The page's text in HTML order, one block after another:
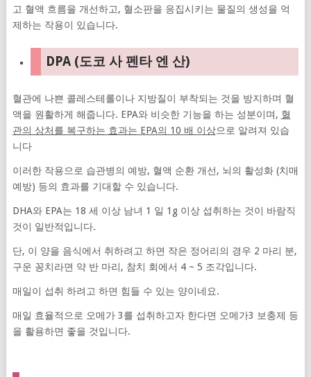
고 혈액 흐름을 개선하고, 혈소판을 응집시키는 물질의 생성을 억
제하는 작용이 있습니다.
DPA (도코 사 펜타 엔 산)
혈관에 나쁜 콜레스테롤이나 지방질이 부착되는 것을 방지하며 혈
액을 원활하게 해줍니다. EPA와 비슷한 기능을 하는 성분이며, 혈
관의 상처를 복구하는 효과는 EPA의 10 배 이상으로 알려져 있습
니다
이러한 작용으로 습관병의 예방, 혈액 순환 개선, 뇌의 활성화 (치매
예방) 등의 효과를 기대할 수 있습니다.
DHA와 EPA는 18 세 이상 남녀 1 일 1g 이상 섭취하는 것이 바람직
것이 일반적입니다.
단, 이 양을 음식에서 취하려고 하면 작은 정어리의 경우 2 마리 분,
구운 꽁치라면 약 반 마리, 참치 회에서 4 ~ 5 조각입니다.
매일이 섭취 하려고 하면 힘들 수 있는 양이네요.
매일 효율적으로 오메가 3를 섭취하고자 한다면 오메가3 보충제 등
을 활용하면 좋을 것입니다.